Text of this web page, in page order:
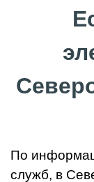
По
служб, в